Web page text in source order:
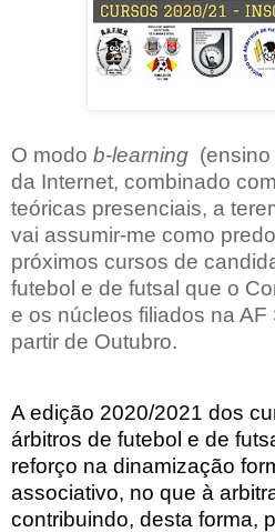
O modo b-learning
da Internet, combinado
teóricas presenciais, a
vai assumir-me como
próximos cursos de
futebol e de futsal que o
e os núcleos filiados na
partir de Outubro.
A edição 2020/2021 dos
árbitros de futebol e de
reforço na dinamização
associativo, no que à
contribuindo, desta forma,